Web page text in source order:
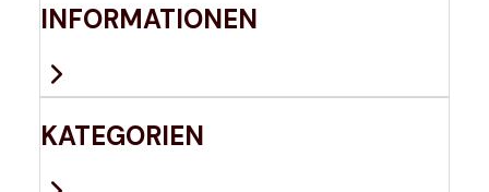
INFORMATIONEN
KATEGORIEN